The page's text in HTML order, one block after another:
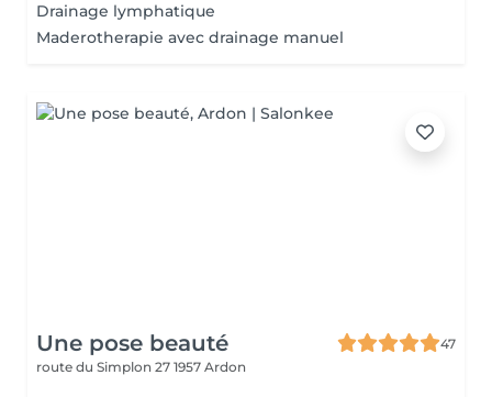
Drainage lymphatique
Maderotherapie avec drainage manuel
Une pose beauté
47
route du Simplon 27 1957 Ardon